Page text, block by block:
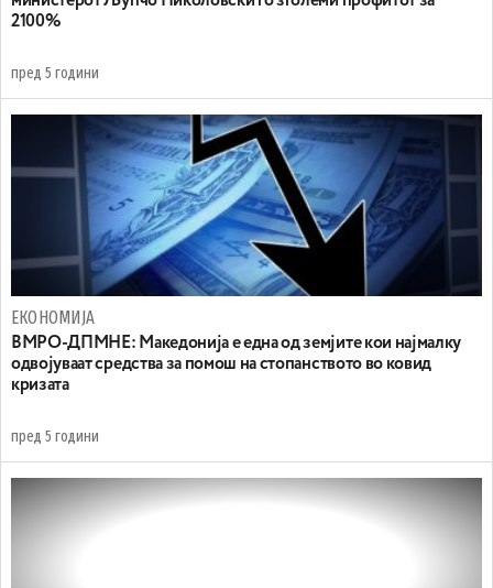
2100%
пред 5 години
ЕКОНОМИЈА
ВМРО-ДПМНЕ: Македонија е една од земјите кои најмалку
одвојуваат средства за помош на стопанството во ковид
кризата
пред 5 години